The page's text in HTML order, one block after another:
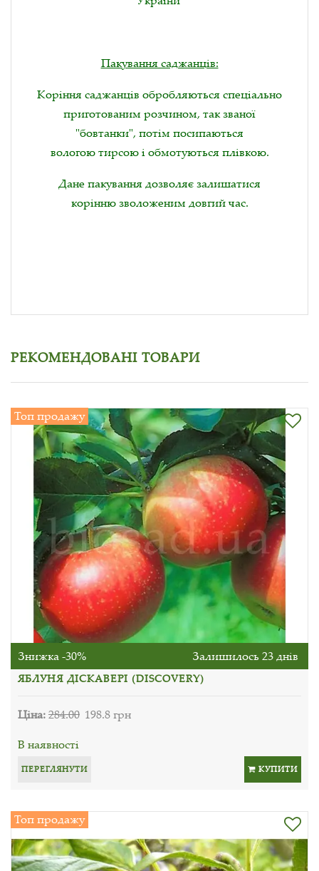
Пакування саджанців:
Коріння саджанців обробляються спеціально
приготованим розчином, так званої
"бовтанки", потім посипаються
вологою тирсою і обмотуються плівкою.
Дане пакування дозволяє залишатися
корінню зволоженим довгий час.
РЕКОМЕНДОВАНІ ТОВАРИ
Топ продажу
Знижка -30% Залишилось 23 днів
ЯБЛУНЯ ДІСКАВЕРІ (DISCOVERY)
Ціна:284.00 198.8 грн
В наявності
ПЕРЕГЛЯНУТИ КУПИТИ
Топ продажу